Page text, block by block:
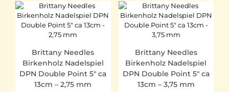
Brittany Needles
Birkenholz Nadelspiel
DPN Double Point 5″ ca
13cm – 2,75 mm
Brittany Needles
Birkenholz Nadelspiel
DPN Double Point 5″ ca
13cm – 3,75 mm